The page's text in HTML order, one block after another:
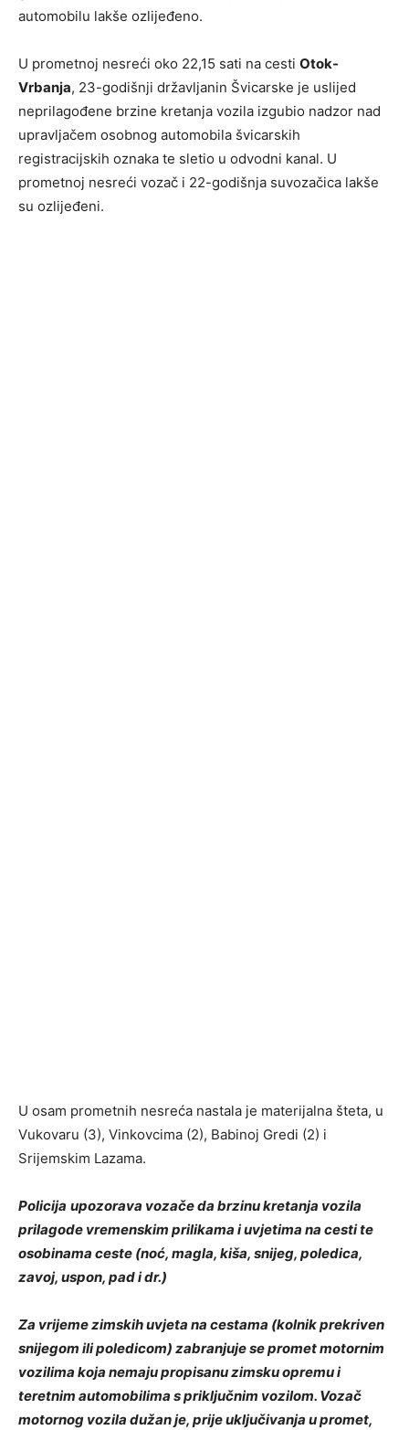
automobilu lakše ozlijeđeno.
U prometnoj nesreći oko 22,15 sati na cesti Otok-
Vrbanja, 23-godišnji državljanin Švicarske je uslijed
neprilagođene brzine kretanja vozila izgubio nadzor nad
upravljačem osobnog automobila švicarskih
registracijskih oznaka te sletio u odvodni kanal. U
prometnoj nesreći vozač i 22-godišnja suvozačica lakše
su ozlijeđeni.
U osam prometnih nesreća nastala je materijalna šteta, u
Vukovaru (3), Vinkovcima (2), Babinoj Gredi (2) i
Srijemskim Lazama.
Policija upozorava vozače da brzinu kretanja vozila
prilagode vremenskim prilikama i uvjetima na cesti te
osobinama ceste (noć, magla, kiša, snijeg, poledica,
zavoj, uspon, pad i dr.)
Za vrijeme zimskih uvjeta na cestama (kolnik prekriven
snijegom ili poledicom) zabranjuje se promet motornim
vozilima koja nemaju propisanu zimsku opremu i
teretnim automobilima s priključnim vozilom. Vozač
motornog vozila dužan je, prije uključivanja u promet,